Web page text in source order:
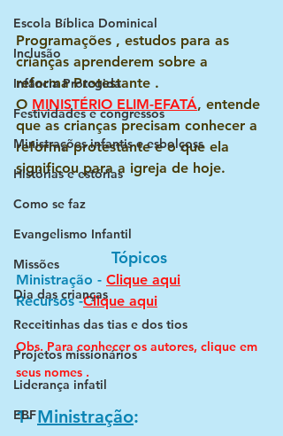
Escola Bíblica Dominical
Inclusão
Infância Protegida
Festividades e congressos
Ministrações infantis e esbolçoss
Histórias e estórias
Como se faz
Evangelismo Infantil
Missões
Dia das crianças
Receitinhas das tias e dos tios
Projetos missionários
Liderança infatil
EBF
Programações , estudos para as
crianças aprenderem sobre a
reforma Protestante .
O MINISTÉRIO ELIM-EFATÁ, entende
que as crianças precisam conhecer a
reforma protestante e o que ela
significou para a igreja de hoje.
Tópicos
Ministração - Clique aqui
Recursos -Clique aqui
Obs. Para conhecer os autores, clique em
seus nomes .
1- Ministração: